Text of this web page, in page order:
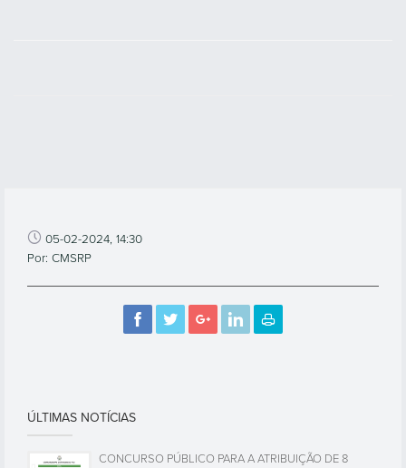
05-02-2024, 14:30
Por: CMSRP
ÚLTIMAS NOTÍCIAS
CONCURSO PÚBLICO PARA A ATRIBUIÇÃO DE 8